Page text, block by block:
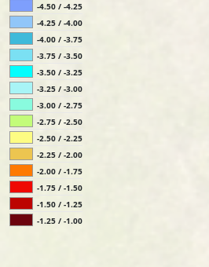
-4.50 / -4.25
-4.25 / -4.00
-4.00 / -3.75
-3.75 / -3.50
-3.50 / -3.25
-3.25 / -3.00
-3.00 / -2.75
-2.75 / -2.50
-2.50 / -2.25
-2.25 / -2.00
-2.00 / -1.75
-1.75 / -1.50
-1.50 / -1.25
-1.25 / -1.00